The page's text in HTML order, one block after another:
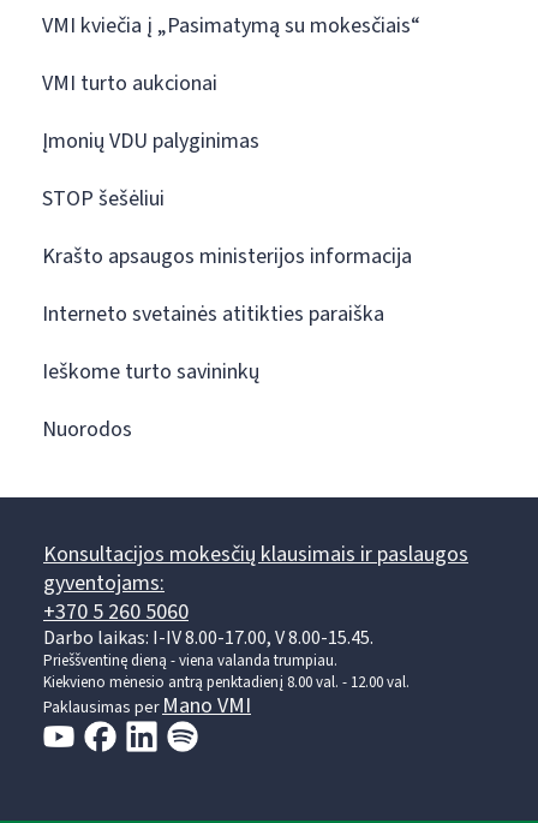
VMI kviečia į „Pasimatymą su mokesčiais“
VMI turto aukcionai
Įmonių VDU palyginimas
STOP šešėliui
Krašto apsaugos ministerijos informacija
Interneto svetainės atitikties paraiška
Ieškome turto savininkų
Nuorodos
Konsultacijos mokesčių klausimais ir paslaugos
gyventojams:
+370 5 260 5060
Darbo laikas: I-IV 8.00-17.00, V 8.00-15.45.
Prieššventinę dieną - viena valanda trumpiau.
Kiekvieno mėnesio antrą penktadienį 8.00 val. - 12.00 val.
Paklausimas per Mano VMI